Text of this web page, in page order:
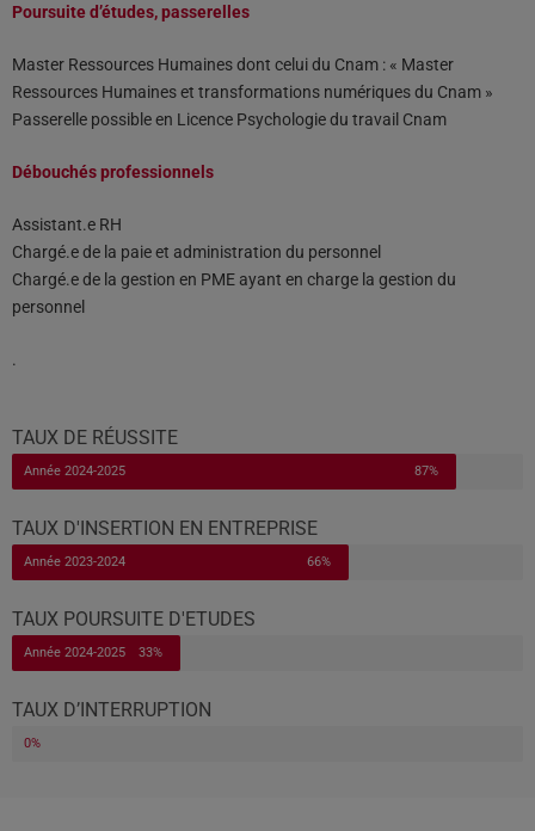
Poursuite d’études, passerelles
Master Ressources Humaines dont celui du Cnam : « Master
Ressources Humaines et transformations numériques du Cnam »
Passerelle possible en Licence Psychologie du travail Cnam
Débouchés professionnels
Assistant.e RH
Chargé.e de la paie et administration du personnel
Chargé.e de la gestion en PME ayant en charge la gestion du
personnel
.
TAUX DE RÉUSSITE
Année 2024-2025 87%
TAUX D'INSERTION EN ENTREPRISE
Année 2023-2024 66%
TAUX POURSUITE D'ETUDES
Année 2024-2025 33%
TAUX D’INTERRUPTION
Année 2023-2024
0%